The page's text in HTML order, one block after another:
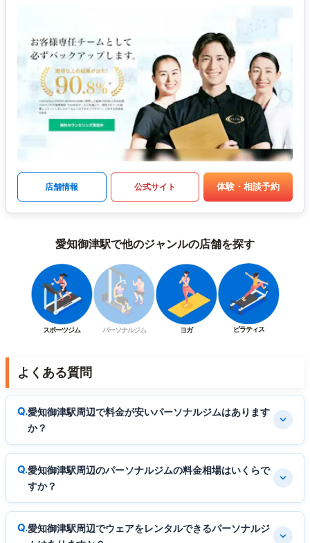
店舗情報 公式サイト 体験・相談予約
愛知御津駅で他のジャンルの店舗を探す
スポーツジム パーソナルジム ヨガ ピラティス
よくある質問
愛知御津駅周辺で料金が安いパーソナルジムはあります
か？
愛知御津駅周辺のパーソナルジムの料金相場はいくらで
すか？
愛知御津駅周辺でウェアをレンタルできるパーソナルジ